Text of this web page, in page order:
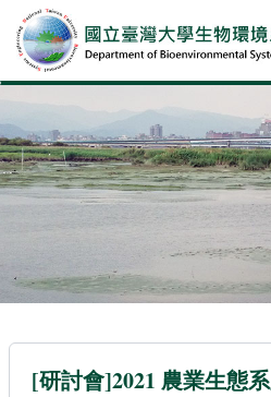
[研討會]2021 農業生態